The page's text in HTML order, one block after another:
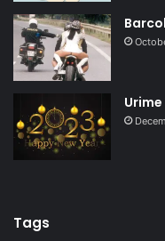
Urime
Tags